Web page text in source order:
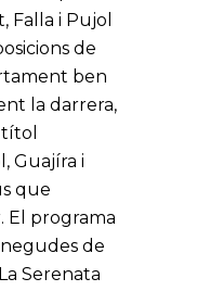
Falla i Pujol
de
ben
la darrera,
Guajíra i
que
El programa
de
Serenata